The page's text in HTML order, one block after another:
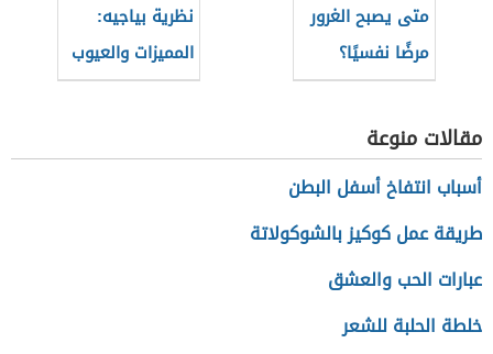
متى يصبح الغرور
مرضًا نفسيًا؟
نظرية بياجيه:
المميزات والعيوب
مقالات منوعة
أسباب انتفاخ أسفل البطن
طريقة عمل كوكيز بالشوكولاتة
عبارات الحب والعشق
خلطة الحلبة للشعر